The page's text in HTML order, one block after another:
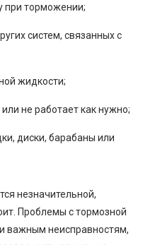
при торможении;
систем, связанных с
жидкости;
не работает как нужно;
диски, барабаны или
незначительной,
Проблемы с тормозной
важным неисправностям,